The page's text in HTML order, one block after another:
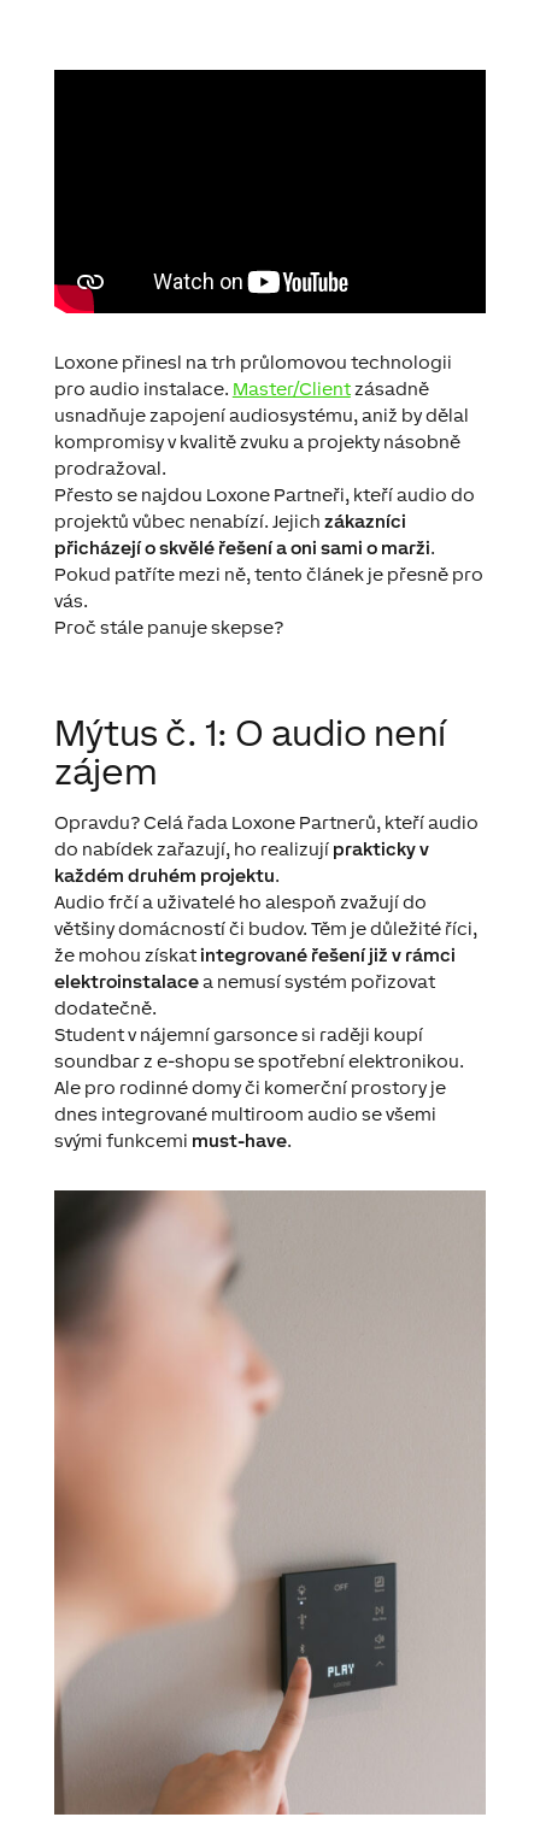
Loxone přinesl na trh průlomovou technologii
pro audio instalace. Master/Clientzásadně
usnadňuje zapojení audiosystému, aniž by dělal
kompromisy v kvalitě zvuku a projekty násobně
prodražoval.
Přesto se najdou Loxone Partneři, kteří audio do
projektů vůbec nenabízí. Jejich zákazníci
přicházejí o skvělé řešení a oni sami o marži.
Pokud patříte mezi ně, tento článek je přesně pro
vás.
Proč stále panuje skepse?
Mýtus č. 1: O audio není
zájem
Opravdu? Celá řada Loxone Partnerů, kteří audio
do nabídek zařazují, ho realizují prakticky v
každém druhém projektu.
Audio frčí a uživatelé ho alespoň zvažují do
většiny domácností či budov. Těm je důležité říci,
že mohou získatintegrované řešení již v rámci
elektroinstalacea nemusí systém pořizovat
dodatečně.
Student v nájemní garsonce si raději koupí
soundbar z e-shopu se spotřební elektronikou.
Ale pro rodinné domy či komerční prostory je
dnes integrované multiroom audio se všemi
svými funkcemi must-have.